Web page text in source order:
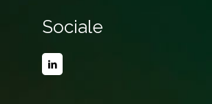
Sociale